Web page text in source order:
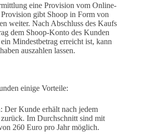
eine Provision vom Online-
gibt Shoop in Form von
weiter. Nach Abschluss des Kaufs
dem Shoop-Konto des Kunden
Mindestbetrag erreicht ist, kann
auszahlen lassen.
einige Vorteile:
: Der Kunde erhält nach jedem
Im Durchschnitt sind mit
260 Euro pro Jahr möglich.